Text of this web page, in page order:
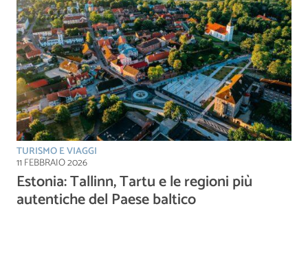
TURISMO E VIAGGI
11 FEBBRAIO 2026
Estonia: Tallinn, Tartu e le regioni più
autentiche del Paese baltico